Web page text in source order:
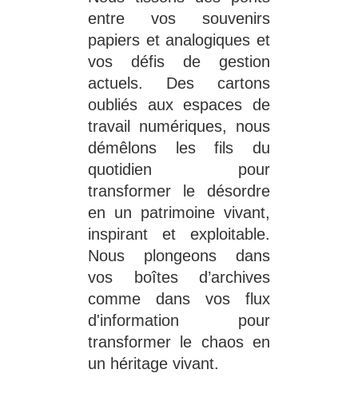
entre vos souvenirs
papiers et analogiques et
vos défis de gestion
actuels. Des cartons
oubliés aux espaces de
travail numériques, nous
démêlons les fils du
quotidien pour
transformer le désordre
en un patrimoine vivant,
inspirant et exploitable.
Nous plongeons dans
vos boîtes d’archives
comme dans vos flux
d'information pour
transformer le chaos en
un héritage vivant.